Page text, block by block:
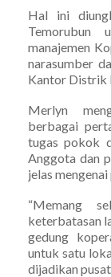
Hal ini
Temorubun
manajemen
narasumber
Kantor Distrik
Merlyn
berbagai
tugas pokok
Anggota dan
jelas
“Memang
keterbatasan
gedung
untuk satu
dijadikan